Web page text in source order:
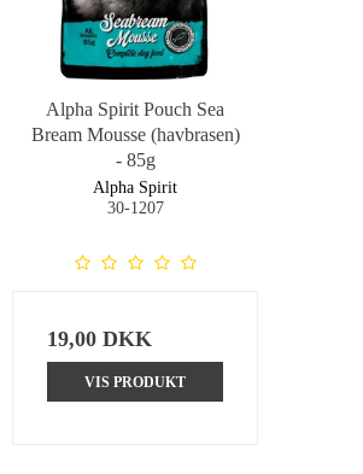
Alpha Spirit Pouch Sea
Bream Mousse (havbrasen)
- 85g
Alpha Spirit
30-1207
19,00 DKK
VIS PRODUKT